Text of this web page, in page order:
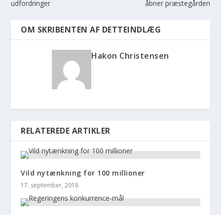
udfordringer
åbner præstegården
OM SKRIBENTEN AF DETTEINDLÆG
Hakon Christensen
RELATEREDE ARTIKLER
Vild nytænkning for 100 millioner
17. september, 2018